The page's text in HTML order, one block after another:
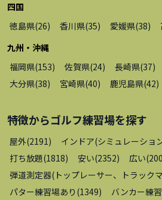
四国
徳島県(26) 香川県(35) 愛媛県(38)
九州・沖縄
福岡県(153) 佐賀県(24) 長崎県(37)
大分県(38) 宮崎県(40) 鹿児島県(42)
特徴からゴルフ練習場を探す
屋外(2191) インドア(シミュレーショ
打ち放題(1818) 安い(2352) 広い
弾道測定器(トップレーサー、トラック
パター練習場あり (1349) バンカー練